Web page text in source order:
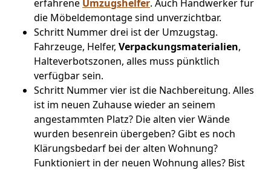
erfahrene Umzugshelfer. Auch Handwerker für
die Möbeldemontage sind unverzichtbar.
Schritt Nummer drei ist der Umzugstag.
Fahrzeuge, Helfer, Verpackungsmaterialien,
Halteverbotszonen, alles muss pünktlich
verfügbar sein.
Schritt Nummer vier ist die Nachbereitung. Alles
ist im neuen Zuhause wieder an seinem
angestammten Platz? Die alten vier Wände
wurden besenrein übergeben? Gibt es noch
Klärungsbedarf bei der alten Wohnung?
Funktioniert in der neuen Wohnung alles? Bist